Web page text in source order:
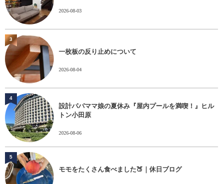
2026-08-03
一枚板の反り止めについて
2026-08-04
3
設計パパママ娘の夏休み『屋内プールを満喫！』ヒル
トン小田原
2026-08-06
4
モモをたくさん食べました🍑｜休日ブログ
5